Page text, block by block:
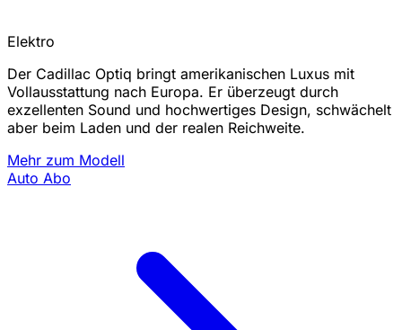
Elektro
Der Cadillac Optiq bringt amerikanischen Luxus mit
Vollausstattung nach Europa. Er überzeugt durch
exzellenten Sound und hochwertiges Design, schwächelt
aber beim Laden und der realen Reichweite.
Mehr zum Modell
Auto Abo